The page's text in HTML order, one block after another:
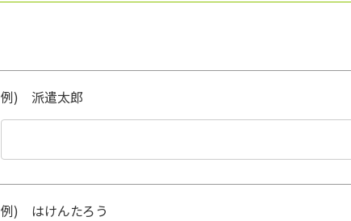
例) 派遣太郎
例) はけんたろう